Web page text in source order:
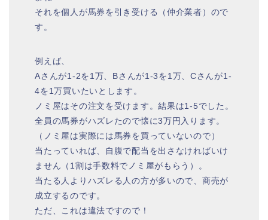
それを個人が馬券を引き受ける（仲介業者）ので
す。
例えば、
Aさんが1-2を1万、Bさんが1-3を1万、Cさんが1-
4を1万買いたいとします。
ノミ屋はその注文を受けます。結果は1-5でした。
全員の馬券がハズレたので懐に3万円入ります。
（ノミ屋は実際には馬券を買っていないので）
当たっていれば、自腹で配当を出さなければいけ
ません（1割は手数料でノミ屋がもらう）。
当たる人よりハズレる人の方が多いので、商売が
成立するのです。
ただ、これは違法ですので！